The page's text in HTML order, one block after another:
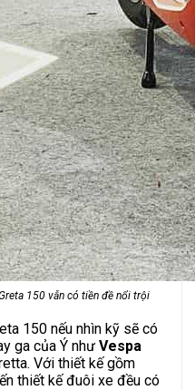
150 vẫn có tiền đề nổi trội
150 nếu nhìn kỹ sẽ có
ga của Ý như Vespa
Với thiết kế gồm
thiết kế đuôi xe đều có